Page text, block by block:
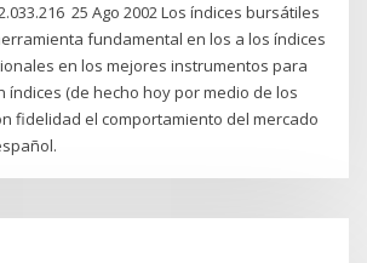
25 Ago 2002 Los índices bursátiles
fundamental en los a los índices
en los mejores instrumentos para
índices (de hecho hoy por medio de los
fidelidad el comportamiento del mercado